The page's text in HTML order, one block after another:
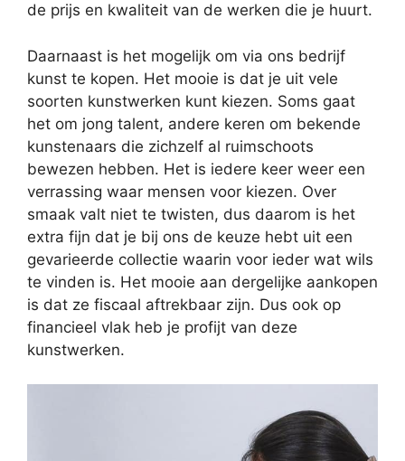
de prijs en kwaliteit van de werken die je huurt.
Daarnaast is het mogelijk om via ons bedrijf
kunst te kopen. Het mooie is dat je uit vele
soorten kunstwerken kunt kiezen. Soms gaat
het om jong talent, andere keren om bekende
kunstenaars die zichzelf al ruimschoots
bewezen hebben. Het is iedere keer weer een
verrassing waar mensen voor kiezen. Over
smaak valt niet te twisten, dus daarom is het
extra fijn dat je bij ons de keuze hebt uit een
gevarieerde collectie waarin voor ieder wat wils
te vinden is. Het mooie aan dergelijke aankopen
is dat ze fiscaal aftrekbaar zijn. Dus ook op
financieel vlak heb je profijt van deze
kunstwerken.